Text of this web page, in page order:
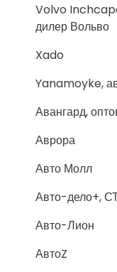
Volvo
дилер Вольво
Xado
Yanamoyke,
Авангард,
Аврора
Авто Молл
Авто-дело+,
Авто-Лион
АвтоZ